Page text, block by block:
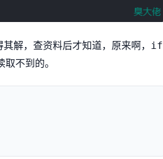
解，查资料后才知道，原来啊， if
不到的。